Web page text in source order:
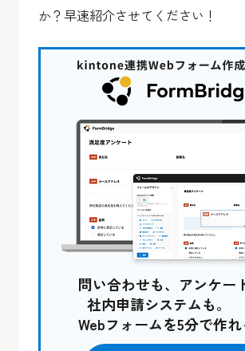
か？早速紹介させてください！
問い合わせも、アンケー
社内申請システムも。
Webフォームを5分で作れ